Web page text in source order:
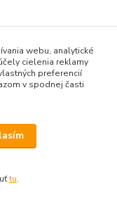
webu, analytické
cielenia reklamy
preferencií
v spodnej časti
tu.